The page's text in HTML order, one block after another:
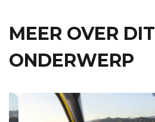
MEER OVER DIT
ONDERWERP